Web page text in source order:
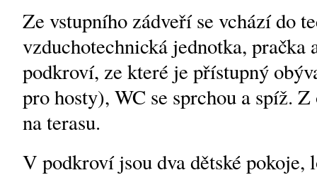
Ze vstupního zádveří se vchází do
vzduchotechnická jednotka, pračka
podkroví, ze které je přístupný
pro hosty), WC se sprchou a spíž.
na terasu.
V podkroví jsou dva dětské pokoje,